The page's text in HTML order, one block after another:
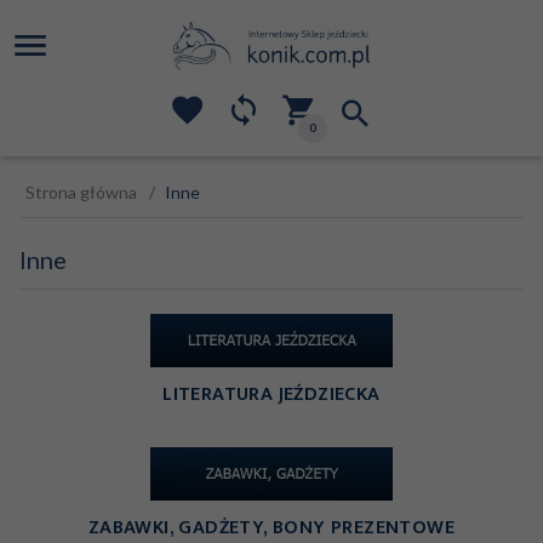
0
Strona główna Inne
Inne
LITERATURA JEŹDZIECKA
ZABAWKI, GADŻETY, BONY PREZENTOWE